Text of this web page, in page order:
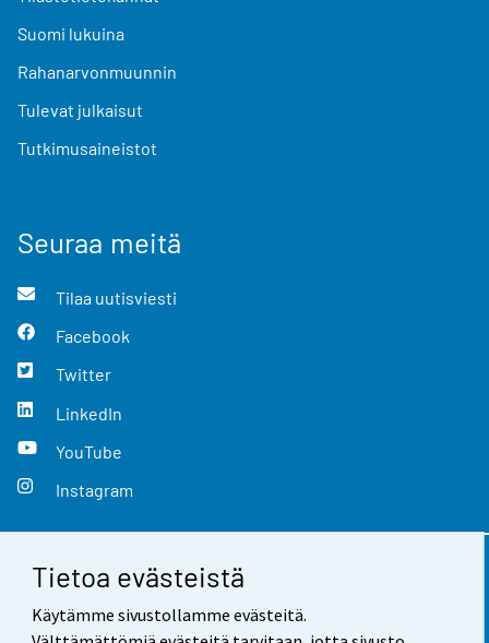
Tietoa evästeistä
Käytämme sivustollamme evästeitä.
Suomi lukuina
Rahanarvonmuunnin
Tulevat julkaisut
Tutkimusaineistot
Seuraa meitä
Tilaa uutisviesti
Facebook
Twitter
LinkedIn
YouTube
Instagram
Yhteystiedot
Palaute